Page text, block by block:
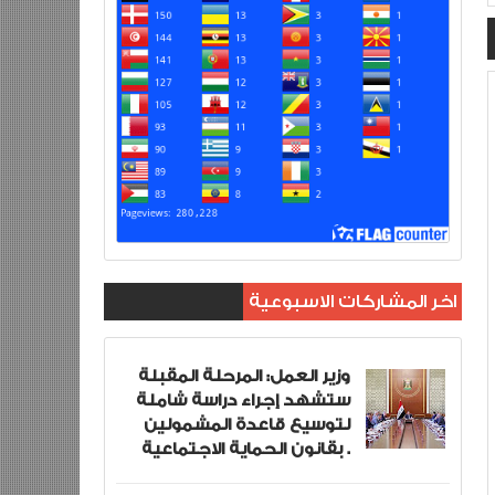
اخر المشاركات الاسبوعية
وزير العمل: المرحلة المقبلة
ستشهد إجراء دراسة شاملة
لتوسيع قاعدة المشمولين
بقانون الحماية الاجتماعية .